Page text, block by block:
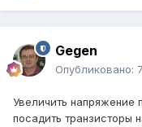
Gegen
Опубликовано:
Увеличить напряжение
посадить